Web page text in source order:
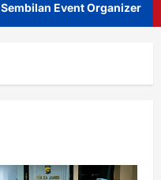
Sembilan Event Organizer